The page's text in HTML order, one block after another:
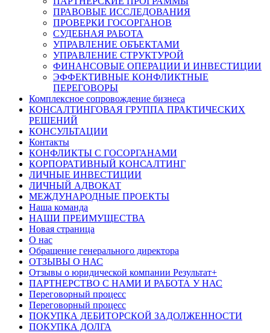
ПРАВОВЫЕ ИССЛЕДОВАНИЯ
ПРОВЕРКИ ГОСОРГАНОВ
СУДЕБНАЯ РАБОТА
УПРАВЛЕНИЕ ОБЪЕКТАМИ
УПРАВЛЕНИЕ СТРУКТУРОЙ
ФИНАНСОВЫЕ ОПЕРАЦИИ И ИНВЕСТИЦИИ
ЭФФЕКТИВНЫЕ КОНФЛИКТНЫЕ
ПЕРЕГОВОРЫ
Комплексное сопровождение бизнеса
КОНСАЛТИНГОВАЯ ГРУППА ПРАКТИЧЕСКИХ
РЕШЕНИЙ
КОНСУЛЬТАЦИИ
Контакты
КОНФЛИКТЫ С ГОСОРГАНАМИ
КОРПОРАТИВНЫЙ КОНСАЛТИНГ
ЛИЧНЫЕ ИНВЕСТИЦИИ
ЛИЧНЫЙ АДВОКАТ
МЕЖДУНАРОДНЫЕ ПРОЕКТЫ
Наша команда
НАШИ ПРЕИМУЩЕСТВА
Новая страница
О нас
Обращение генерального директора
ОТЗЫВЫ О НАС
Отзывы о юридической компании Результат+
ПАРТНЕРСТВО С НАМИ И РАБОТА У НАС
Переговорный процесс
Переговорный процесс
ПОКУПКА ДЕБИТОРСКОЙ ЗАДОЛЖЕННОСТИ
ПОКУПКА ДОЛГА